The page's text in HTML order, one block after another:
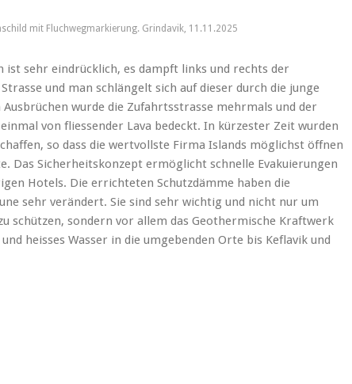
mit Fluchwegmarkierung. Grindavik, 11.11.2025
ist sehr eindrücklich, es dampft links und rechts der
und man schlängelt sich auf dieser durch die junge
Ausbrüchen wurde die Zufahrtsstrasse mehrmals und der
von fliessender Lava bedeckt. In kürzester Zeit wurden
so dass die wertvollste Firma Islands möglichst öffnen
Das Sicherheitskonzept ermöglicht schnelle Evakuierungen
Hotels. Die errichteten Schutzdämme haben die
sehr verändert. Sie sind sehr wichtig und nicht nur um
schützen, sondern vor allem das Geothermische Kraftwerk
heisses Wasser in die umgebenden Orte bis Keflavik und